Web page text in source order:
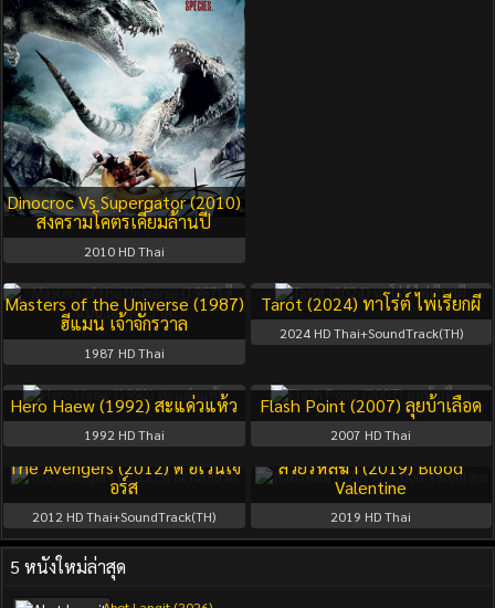
Dinocroc Vs Supergator (2010)
สงครามโคตรเคี่ยมล้านปี
2010HD Thai
Masters of the Universe (1987)
ฮีแมน เจ้าจักรวาล
1987 HD Thai
Tarot (2024) ทาโร่ต์ ไพ่เรียกผี
2024HD Thai+SoundTrack(TH)
Hero Haew (1992) สะแด่วแห้ว
1992 HD Thai
Flash Point (2007) ลุยบ้าเลือด
2007 HD Thai
The Avengers (2012) ดิ อเวนเจ
อร์ส
2012 HD Thai+SoundTrack(TH)
สวยรหัสฆ่า (2019) Blood
Valentine
2019 HD Thai
5 หนังใหม่ล่าสุด